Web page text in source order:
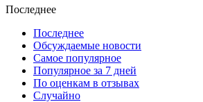
Последнее
Последнее
Обсуждаемые новости
Самое популярное
Популярное за 7 дней
По оценкам в отзывах
Случайно